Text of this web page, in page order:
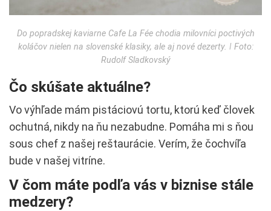
Do popradskej kaviarne Cafe La Fée chodia milovníci poctivých
koláčov nielen na slovenské klasiky, ale aj nové dezerty. ǀ Foto:
Rudolf Sladkovský
Čo skúšate aktuálne?
Vo výhľade mám pistáciovú tortu, ktorú keď človek
ochutná, nikdy na ňu nezabudne. Pomáha mi s ňou
sous chef z našej reštaurácie. Verím, že čochvíľa
bude v našej vitríne.
V čom máte podľa vás v biznise stále
medzery?